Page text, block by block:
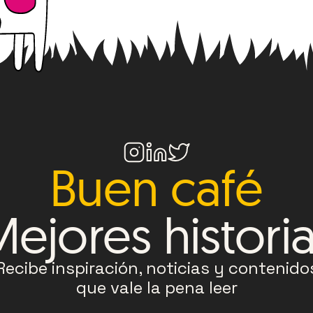
Buen café
inspiración, noticias y
que vale la pena leer